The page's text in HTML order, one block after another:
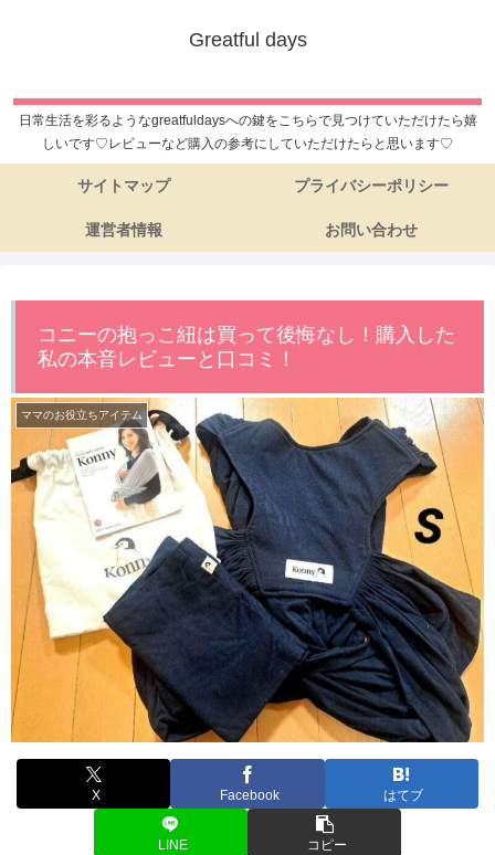
Greatful days
日常生活を彩るようなgreatfuldaysへの鍵をこちらで見つけていただけたら嬉
しいです♡レビューなど購入の参考にしていただけたらと思います♡
サイトマップ プライバシーポリシー
運営者情報 お問い合わせ
コニーの抱っこ紐は買って後悔なし！購入した
私の本音レビューと口コミ！
ママのお役立ちアイテム
X Facebook はてブ
LINE コピー